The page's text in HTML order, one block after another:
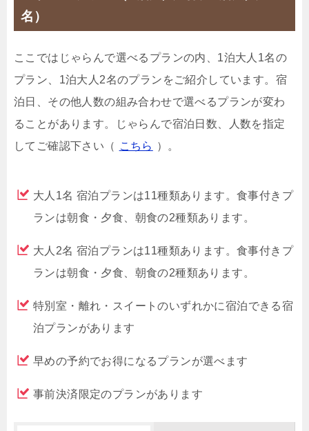
名）
ここではじゃらんで選べるプランの内、1泊大人1名の
プラン、1泊大人2名のプランをご紹介しています。宿
泊日、その他人数の組み合わせで選べるプランが変わ
ることがあります。じゃらんで宿泊日数、人数を指定
してご確認下さい（ こちら ）。
大人1名 宿泊プランは11種類あります。食事付きプ
ランは朝食・夕食、朝食の2種類あります。
大人2名 宿泊プランは11種類あります。食事付きプ
ランは朝食・夕食、朝食の2種類あります。
特別室・離れ・スイートのいずれかに宿泊できる宿
泊プランがあります
早めの予約でお得になるプランが選べます
事前決済限定のプランがあります